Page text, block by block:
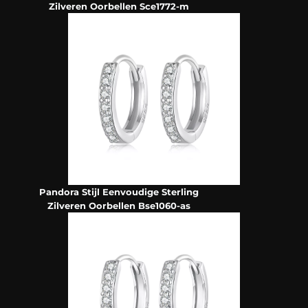
Zilveren Oorbellen Sce1772-m
Pandora Stijl Eenvoudige Sterling
Zilveren Oorbellen Bse1060-as